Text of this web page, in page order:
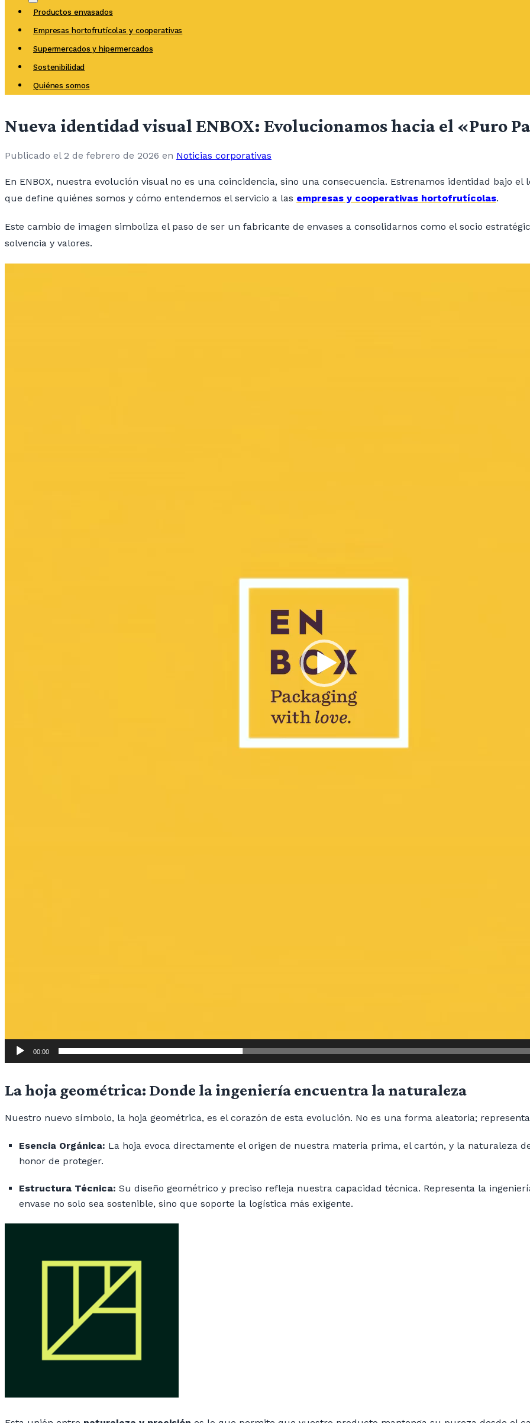
Productos envasados
Empresas hortofrutícolas y cooperativas
Supermercados y hipermercados
Sostenibilidad
Quiénes somos
Nueva identidad visual ENBOX: Evolucionamos hacia el «Puro
Publicado el 2 de febrero de 2026 en Noticias corporativas
En ENBOX, nuestra evolución visual no es una coincidencia, sino una consecuencia. Estrenamos identidad bajo el
que define quiénes somos y cómo entendemos el servicio a las empresas y cooperativas hortofrutícolas.
Este cambio de imagen simboliza el paso de ser un fabricante de envases a consolidarnos como el socio
solvencia y valores.
00:00
La hoja geométrica: Donde la ingeniería encuentra la naturaleza
Nuestro nuevo símbolo, la hoja geométrica, es el corazón de esta evolución. No es una forma aleatoria;
Esencia Orgánica: La hoja evoca directamente el origen de nuestra materia prima, el cartón, y la naturaleza
honor de proteger.
Estructura Técnica: Su diseño geométrico y preciso refleja nuestra capacidad técnica. Representa la
envase no solo sea sostenible, sino que soporte la logística más exigente.